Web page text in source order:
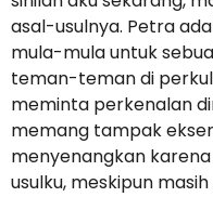
asal-usulnya. Petra
mula-mula untuk
teman-teman di
meminta perkenalan
memang tampak
menyenangkan
usulku, meskipun